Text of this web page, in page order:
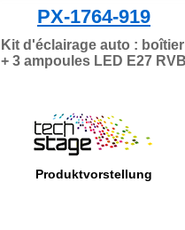
PX-1764-919
Kit d'éclairage auto : boîtier
+ 3 ampoules LED E27
Produktvorstellung